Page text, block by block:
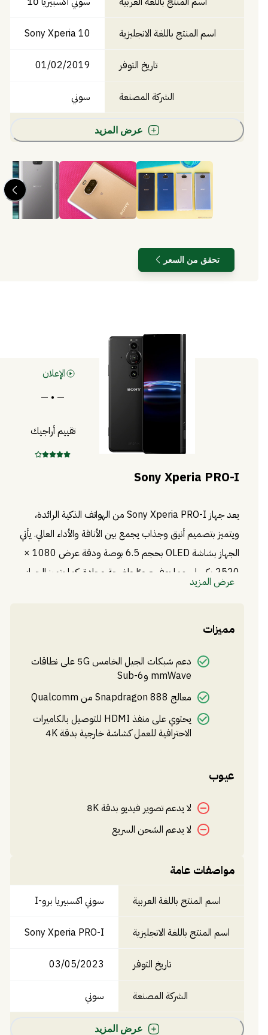
اسم المنتج باللغة الانجليزية Sony Xperia 10
تاريخ التوفر 01/02/2019
الشركة المصنعة سوني
عرض المزيد
تحقق من السعر
الإعلان
— • —
تقييم أراجيك
Sony Xperia PRO-I
يعد جهاز Sony Xperia PRO-I من الهواتف الذكية الرائدة،
ويتميز بتصميم أنيق وجذاب يجمع بين الأناقة والأداء العالي. يأتي
الجهاز بشاشة OLED بحجم 6.5 بوصة ودقة عرض 1080 ×
2520 بكسل، مما يوفر صورًا واضحة وحادة. كما يتميز الجهاز
التطبيقات الثقيلة بسلاسة وسرعة. يأتي الجهاز بكاميرا خلفية ثلاثية
ميجابكسل، مما يوفر صورًا واضحة وجميلة. يتميز الجهاز ببطارية
شحنها بسرعة باستخدام تقنية الشحن السريع. يتميز الجهاز
بدعمه لشبكات 5G و Wi-Fi 6، مما يجعله قادرًا على الاتصال
عرض المزيد
مميزات
دعم شبكات الجيل الخامس 5G على نطاقات
mmWave وSub-6
معالج Snapdragon 888 من Qualcomm
يحتوي على منفذ HDMI للتوصيل بالكاميرات
الاحترافية للعمل كشاشة خارجية بدقة 4K
عيوب
لا يدعم تصوير فيديو بدقة 8K
لا يدعم الشحن السريع
مواصفات عامة
اسم المنتج باللغة العربية سوني اكسبيريا برو-I
اسم المنتج باللغة الانجليزية Sony Xperia PRO-I
تاريخ التوفر 03/05/2023
الشركة المصنعة سوني
عرض المزيد